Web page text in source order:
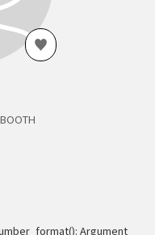
BOOTH
Argument